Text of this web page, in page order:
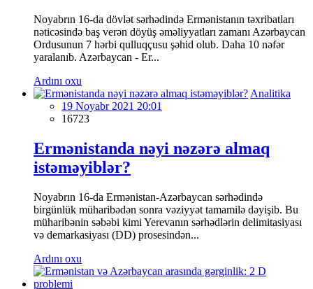
Noyabrın 16-da dövlət sərhədində Ermənistanın təxribatları
nəticəsində baş verən döyüş əməliyyatları zamanı Azərbaycan
Ordusunun 7 hərbi qulluqçusu şəhid olub. Daha 10 nəfər
yaralanıb. Azərbaycan - Er...
Ardını oxu
Analitika
19 Noyabr 2021 20:01
16723
Ermənistanda nəyi nəzərə almaq
istəməyiblər?
Noyabrın 16-da Ermənistan-Azərbaycan sərhədində
birgünlük müharibədən sonra vəziyyət tamamilə dəyişib. Bu
müharibənin səbəbi kimi Yerevanın sərhədlərin delimitasiyası
və demarkasiyası (DD) prosesindən...
Ardını oxu